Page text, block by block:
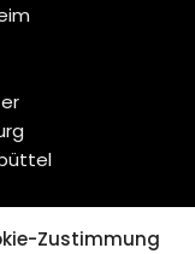
Zustimmung